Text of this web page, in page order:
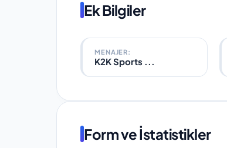
Ek Bilgiler
MENAJER:
K2K Sports ...
Form ve İstatistikler